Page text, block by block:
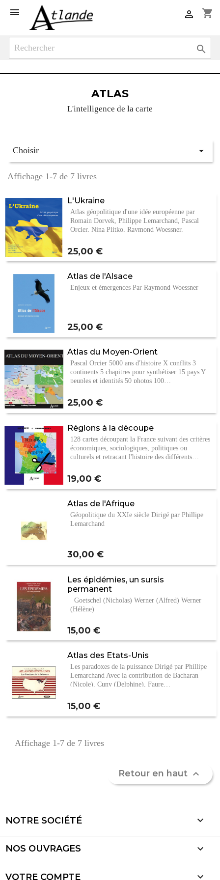
 shopping_cart


ATLAS
L'intelligence de la carte
Choisir 
Affichage 1-7 de 7 livres
L'Ukraine
Atlas géopolitique d'une idée européenne par
Romain Dorvek, Philippe Lemarchand, Pascal
Orcier, Nina Plitko, Raymond Woessner.
Prix
25,00 €
Atlas de l'Alsace
Enjeux et émergences Par Raymond Woessner
Prix
25,00 €
Atlas du Moyen-Orient
Pascal Orcier 5000 ans d'histoire X conflits 3
continents 5 chapitres pour synthétiser 15 pays Y
peuples et identités 50 photos 100…
Prix
25,00 €
Régions à la découpe
128 cartes découpant la France suivant des critères
économiques, sociologiques, politiques ou
culturels et retraçant l'histoire des différents…
Prix
19,00 €
Atlas de l'Afrique
Géopolitique du XXIe siècle Dirigé par Phillipe
Lemarchand
Prix
30,00 €
Les épidémies, un sursis
permanent
Goetschel (Nicholas) Werner (Alfred) Werner
(Hélène)
Prix
15,00 €
Atlas des Etats-Unis
Les paradoxes de la puissance Dirigé par Phillipe
Lemarchand Avec la contribution de Bacharan
(Nicole), Cuny (Delphine), Faure…
Prix
15,00 €
Affichage 1-7 de 7 livres
Retour en haut 
NOTRE SOCIÉTÉ 
NOS OUVRAGES 
VOTRE COMPTE 